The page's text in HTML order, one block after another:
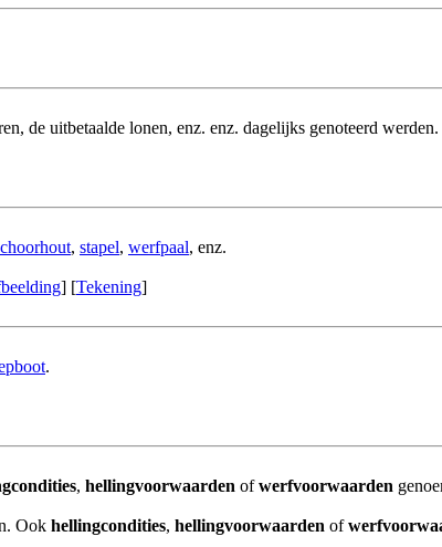
de uitbetaalde lonen, enz. enz. dagelijks genoteerd
, stapel, werfpaal, enz.
] [Tekening]
.
, hellingvoorwaarden ofwerfvoorwaarden
Ook hellingcondities, hellingvoorwaarden of